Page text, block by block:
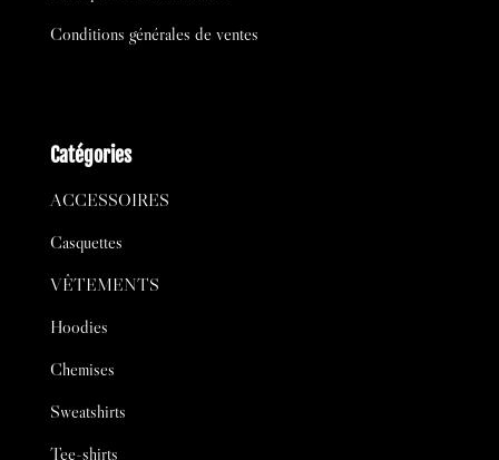
Conditions générales de ventes
Catégories
ACCESSOIRES
Casquettes
VÊTEMENTS
Hoodies
Chemises
Sweatshirts
Tee-shirts